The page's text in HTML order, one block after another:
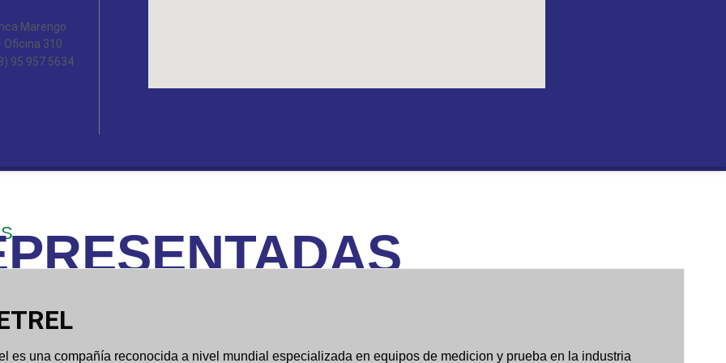
Marengo
Oficina 310
95 957 5634
es una compañía reconocida a nivel mundial especializada en equipos de medicion y prueba en la industria